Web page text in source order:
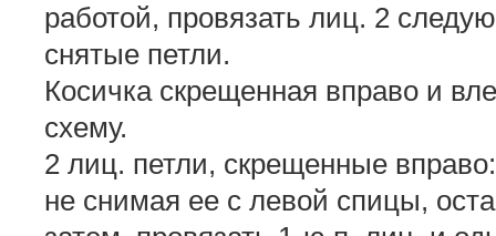
работой, провязать лиц. 2
снятые петли.
Косичка скрещенная вправо и
схему.
2 лиц. петли, скрещенные
не снимая ее с левой спицы,